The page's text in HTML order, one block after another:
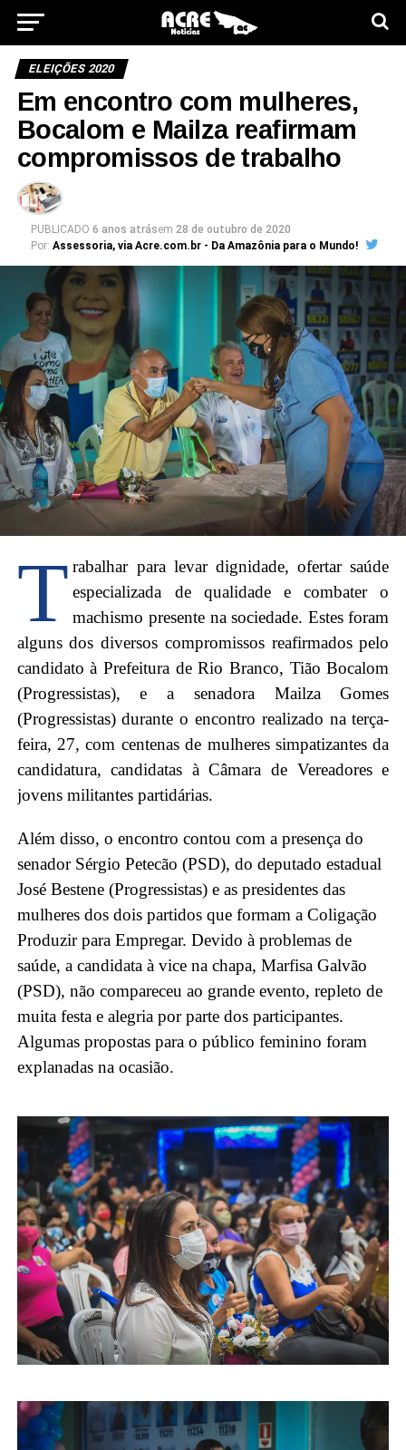
ELEIÇÕES 2020
Em encontro com mulheres,
Bocalom e Mailza reafirmam
compromissos de trabalho
PUBLICADO 6 anos atrásem 28 de outubro de 2020
Por: Assessoria, via Acre.com.br - Da Amazônia para o Mundo!
T rabalhar para levar dignidade, ofertar saúde
especializada de qualidade e combater o
machismo presente na sociedade. Estes foram
alguns dos diversos compromissos reafirmados pelo
candidato à Prefeitura de Rio Branco, Tião Bocalom
(Progressistas), e a senadora Mailza Gomes
(Progressistas) durante o encontro realizado na terça-
feira, 27, com centenas de mulheres simpatizantes da
candidatura, candidatas à Câmara de Vereadores e
jovens militantes partidárias.
Além disso, o encontro contou com a presença do
senador Sérgio Petecão (PSD), do deputado estadual
José Bestene (Progressistas) e as presidentes das
mulheres dos dois partidos que formam a Coligação
Produzir para Empregar. Devido à problemas de
saúde, a candidata à vice na chapa, Marfisa Galvão
(PSD), não compareceu ao grande evento, repleto de
muita festa e alegria por parte dos participantes.
Algumas propostas para o público feminino foram
explanadas na ocasião.